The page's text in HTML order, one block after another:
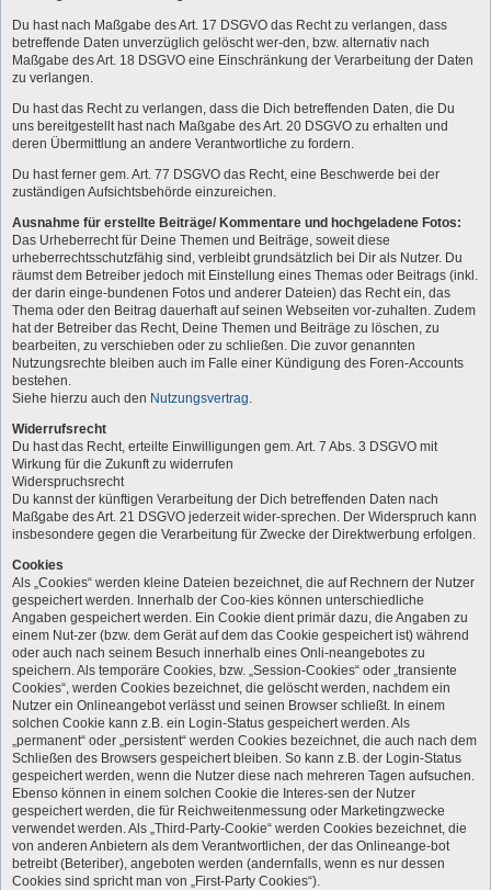
Du hast nach Maßgabe des Art. 17 DSGVO das Recht zu verlangen, dass
betreffende Daten unverzüglich gelöscht wer-den, bzw. alternativ nach
Maßgabe des Art. 18 DSGVO eine Einschränkung der Verarbeitung der Daten
zu verlangen.
Du hast das Recht zu verlangen, dass die Dich betreffenden Daten, die Du
uns bereitgestellt hast nach Maßgabe des Art. 20 DSGVO zu erhalten und
deren Übermittlung an andere Verantwortliche zu fordern.
Du hast ferner gem. Art. 77 DSGVO das Recht, eine Beschwerde bei der
zuständigen Aufsichtsbehörde einzureichen.
Ausnahme für erstellte Beiträge/ Kommentare und hochgeladene Fotos:
Das Urheberrecht für Deine Themen und Beiträge, soweit diese
urheberrechtsschutzfähig sind, verbleibt grundsätzlich bei Dir als Nutzer. Du
räumst dem Betreiber jedoch mit Einstellung eines Themas oder Beitrags (inkl.
der darin einge-bundenen Fotos und anderer Dateien) das Recht ein, das
Thema oder den Beitrag dauerhaft auf seinen Webseiten vor-zuhalten. Zudem
hat der Betreiber das Recht, Deine Themen und Beiträge zu löschen, zu
bearbeiten, zu verschieben oder zu schließen. Die zuvor genannten
Nutzungsrechte bleiben auch im Falle einer Kündigung des Foren-Accounts
bestehen.
Siehe hierzu auch den Nutzungsvertrag
Widerrufsrecht
Du hast das Recht, erteilte Einwilligungen gem. Art. 7 Abs. 3 DSGVO mit
Wirkung für die Zukunft zu widerrufen
Widerspruchsrecht
Du kannst der künftigen Verarbeitung der Dich betreffenden Daten nach
Maßgabe des Art. 21 DSGVO jederzeit wider-sprechen. Der Widerspruch kann
insbesondere gegen die Verarbeitung für Zwecke der Direktwerbung erfolgen.
Cookies
Als „Cookies“ werden kleine Dateien bezeichnet, die auf Rechnern der Nutzer
gespeichert werden. Innerhalb der Coo-kies können unterschiedliche
Angaben gespeichert werden. Ein Cookie dient primär dazu, die Angaben zu
einem Nut-zer (bzw. dem Gerät auf dem das Cookie gespeichert ist) während
oder auch nach seinem Besuch innerhalb eines Onli-neangebotes zu
speichern. Als temporäre Cookies, bzw. „Session-Cookies“ oder „transiente
Cookies“, werden Cookies bezeichnet, die gelöscht werden, nachdem ein
Nutzer ein Onlineangebot verlässt und seinen Browser schließt. In einem
solchen Cookie kann z.B. ein Login-Status gespeichert werden. Als
„permanent“ oder „persistent“ werden Cookies bezeichnet, die auch nach dem
Schließen des Browsers gespeichert bleiben. So kann z.B. der Login-Status
gespeichert werden, wenn die Nutzer diese nach mehreren Tagen aufsuchen.
Ebenso können in einem solchen Cookie die Interes-sen der Nutzer
gespeichert werden, die für Reichweitenmessung oder Marketingzwecke
verwendet werden. Als „Third-Party-Cookie“ werden Cookies bezeichnet, die
von anderen Anbietern als dem Verantwortlichen, der das Onlineange-bot
betreibt (Beteriber), angeboten werden (andernfalls, wenn es nur dessen
Cookies sind spricht man von „First-Party Cookies“).